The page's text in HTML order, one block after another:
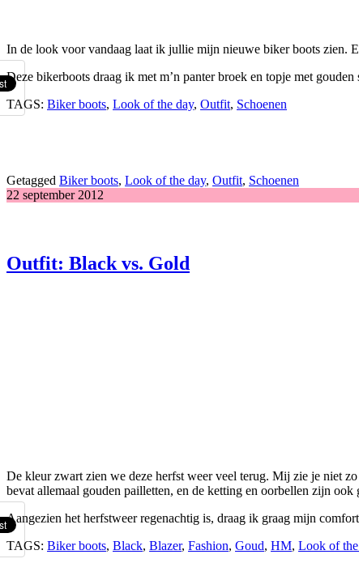
In de look voor vandaag laat ik jullie mijn nieuwe biker boots zien.
Deze bikerboots draag ik met m’n panter broek en topje met
TAGS: Biker boots, Look of the day, Outfit, Schoenen
Getagged Biker boots, Look of the day, Outfit, Schoenen
22 september 2012
Outfit: Black vs. Gold
De kleur zwart zien we deze herfst weer veel terug. Mij zie je niet
bevat allemaal gouden pailletten, en de ketting en oorbellen zijn ook
Aangezien het herfstweer regenachtig is, draag ik graag mijn
TAGS: Biker boots, Black, Blazer, Fashion, Goud, HM, Look of